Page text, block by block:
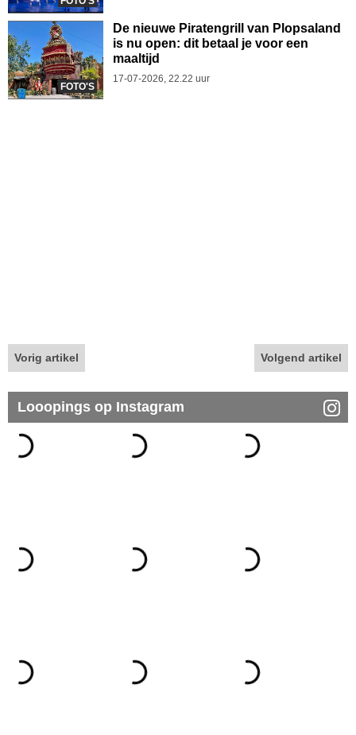
FOTO'S
De nieuwe Piratengrill van Plopsaland
is nu open: dit betaal je voor een
maaltijd
17-07-2026, 22.22 uur
Vorig artikel Volgend artikel
Looopings op Instagram